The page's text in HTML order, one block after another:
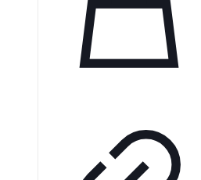
размеров в соответствии